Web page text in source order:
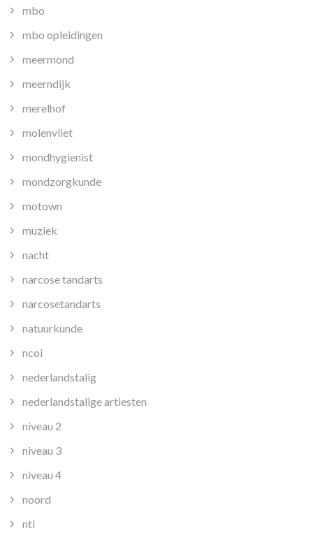
mbo
mbo opleidingen
meermond
meerndijk
merelhof
molenvliet
mondhygienist
mondzorgkunde
motown
muziek
nacht
narcose tandarts
narcosetandarts
natuurkunde
ncoi
nederlandstalig
nederlandstalige artiesten
niveau 2
niveau 3
niveau 4
noord
nti